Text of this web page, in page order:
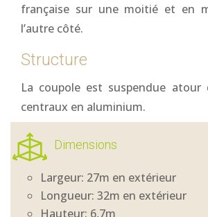
française sur une moitié et en
l’autre côté.
Structure
La coupole est suspendue atour
centraux en aluminium.
Dimensions
Largeur: 27m en extérieur
Longueur: 32m en extérieur
Hauteur: 6,7m